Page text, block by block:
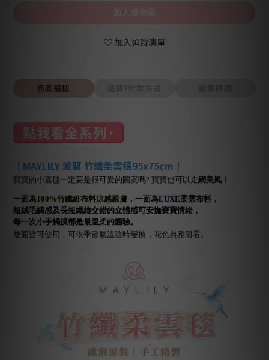
加入追蹤清單
商品描述
｜MAYLILY 波蘭 竹纖柔雲毯95x75cm｜
寶寶的小蓋毯一定要是很可愛的圖案嗎? 寶寶也可以走網美風 ！
一面為100%竹纖維布料涼感親膚 ，一面為LUXE柔雲布料 ，
短絨毛觸感及長短纖維交錯的立體感可安撫寶寶情緒 ，
每一次小手觸摸都是最溫柔的體驗。
雙面皆可使用，可依季節氣溫隨時變換，花色典雅耐看。